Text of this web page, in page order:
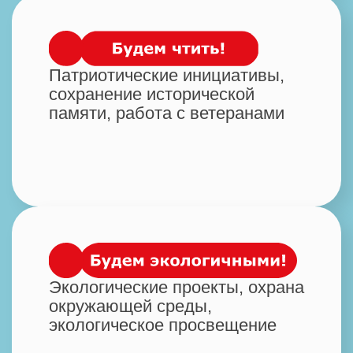
2 марта
Начало приёма заявок
консультирования
по офрмлению заявок
на платформе
2 этап